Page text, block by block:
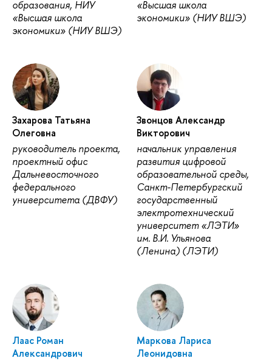
образования, НИУ
«Высшая школа
экономики» (НИУ ВШЭ)
«Высшая школа
экономики» (НИУ ВШЭ)
Захарова Татьяна
Олеговна
руководитель проекта,
проектный офис
Дальневосточного
федерального
университета (ДВФУ)
Звонцов Александр
Викторович
начальник управления
развития цифровой
образовательной среды,
Санкт-Петербургский
государственный
электротехнический
университет «ЛЭТИ»
им. В.И. Ульянова
(Ленина) (ЛЭТИ)
Лаас Роман
Александрович
Маркова Лариса
Леонидовна